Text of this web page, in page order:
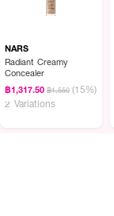
NARS
Radiant Creamy
Concealer
฿1,317.50 ฿1,550 (15%)
2 Variations